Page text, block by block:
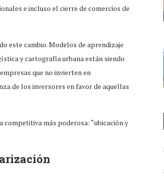
e incluso el cierre de comercios de
este cambio. Modelos de aprendizaje
y cartografía urbana están siendo
que no invierten en
de los inversores en favor de aquellas
competitiva más poderosa: “ubicación y